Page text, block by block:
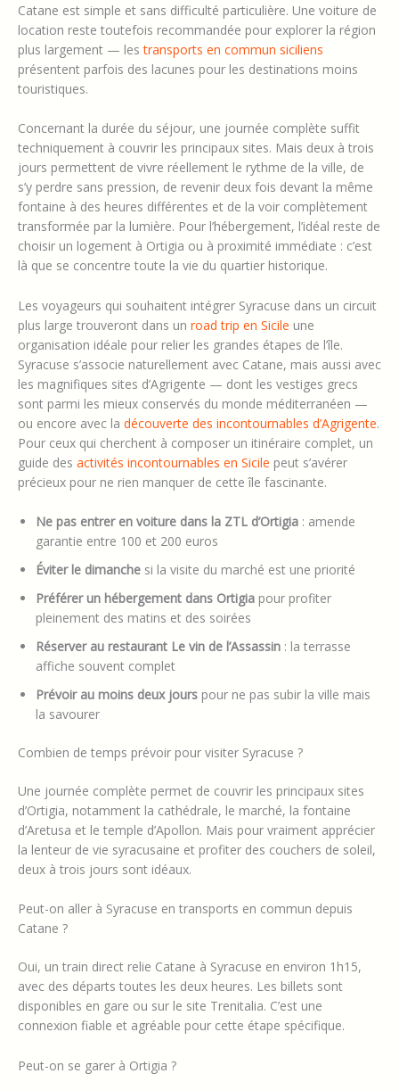
Catane est simple et sans difficulté particulière. Une voiture de
location reste toutefois recommandée pour explorer la région
plus largement — lestransports en commun siciliens
présentent parfois des lacunes pour les destinations moins
touristiques.
Concernant la durée du séjour, une journée complète suffit
techniquement à couvrir les principaux sites. Mais deux à trois
jours permettent de vivre réellement le rythme de la ville, de
s’y perdre sans pression, de revenir deux fois devant la même
fontaine à des heures différentes et de la voir complètement
transformée par la lumière. Pour l’hébergement, l’idéal reste de
choisir un logement à Ortigia ou à proximité immédiate : c’est
là que se concentre toute la vie du quartier historique.
Les voyageurs qui souhaitent intégrer Syracuse dans un circuit
plus large trouveront dans un road trip en Sicile une
organisation idéale pour relier les grandes étapes de l’île.
Syracuse s’associe naturellement avec Catane, mais aussi avec
les magnifiques sites d’Agrigente — dont les vestiges grecs
sont parmi les mieux conservés du monde méditerranéen —
ou encore avec la découverte des incontournables d’Agrigente.
Pour ceux qui cherchent à composer un itinéraire complet, un
guide des activités incontournables en Sicile peut s’avérer
précieux pour ne rien manquer de cette île fascinante.
Ne pas entrer en voiture dans la ZTL d’Ortigia : amende
garantie entre 100 et 200 euros
Éviter le dimanche si la visite du marché est une priorité
Préférer un hébergement dans Ortigia pour profiter
pleinement des matins et des soirées
Réserver au restaurant Le vin de l’Assassin : la terrasse
affiche souvent complet
Prévoir au moins deux jours pour ne pas subir la ville mais
la savourer
Combien de temps prévoir pour visiter Syracuse ?
Une journée complète permet de couvrir les principaux sites
d’Ortigia, notamment la cathédrale, le marché, la fontaine
d’Aretusa et le temple d’Apollon. Mais pour vraiment apprécier
la lenteur de vie syracusaine et profiter des couchers de soleil,
deux à trois jours sont idéaux.
Peut-on aller à Syracuse en transports en commun depuis
Catane ?
Oui, un train direct relie Catane à Syracuse en environ 1h15,
avec des départs toutes les deux heures. Les billets sont
disponibles en gare ou sur le site Trenitalia. C’est une
connexion fiable et agréable pour cette étape spécifique.
Peut-on se garer à Ortigia ?